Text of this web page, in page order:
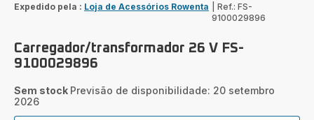
Expedido pela : Loja de Acessórios Rowenta
Ref.: FS-
9100029896
Carregador/transformador 26 V FS-
9100029896
Sem stock Previsão de disponibilidade: 20 setembro
2026